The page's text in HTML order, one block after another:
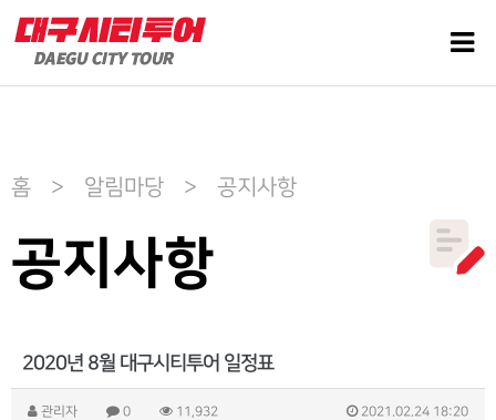
홈 > 알림마당 > 공지사항
공지사항
2020년 8월 대구시티투어 일정표
관리자 0 11,932 2021.02.24 18:20